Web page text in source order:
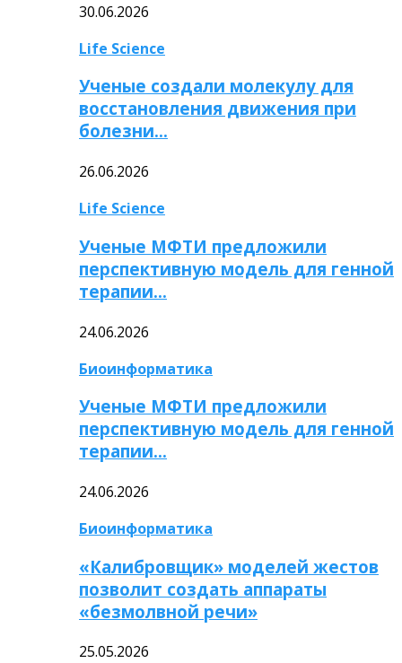
30.06.2026
Life Science
Ученые создали молекулу для
восстановления движения при
болезни…
26.06.2026
Life Science
Ученые МФТИ предложили
перспективную модель для генной
терапии…
24.06.2026
Биоинформатика
Ученые МФТИ предложили
перспективную модель для генной
терапии…
24.06.2026
Биоинформатика
«Калибровщик» моделей жестов
позволит создать аппараты
«безмолвной речи»
25.05.2026